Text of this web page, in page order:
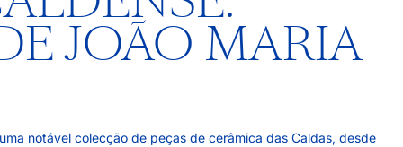
JOÃO MARIA
notável colecção de peças de cerâmica das Caldas, desde